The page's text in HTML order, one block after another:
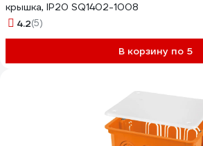
крышка, IP20 SQ1402-1008
4.2(5)
В корзину по 5